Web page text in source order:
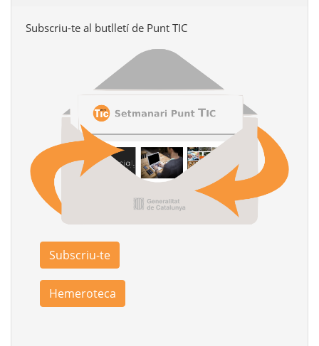
Subscriu-te al butlletí de Punt TIC
Subscriu-te
Hemeroteca